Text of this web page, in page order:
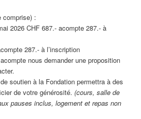
comprise) :
2026 CHF 687.- acompte 287.- à
287.- à l’inscription
nous demander une proposition
soutien à la Fondation permettra à des
de votre générosité.(cours, salle de
pauses inclus, logement et repas non